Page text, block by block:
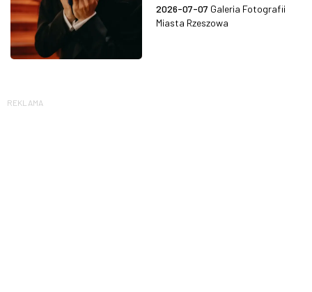
2026-07-07 Galeria Fotografii
Miasta Rzeszowa
REKLAMA